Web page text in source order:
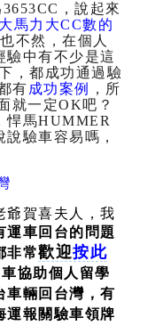
，說起來
大馬力大CC數的
不然，在個人
驗中有不少是這
，都成功通過驗
有 成功案例
，所
就一定OK吧？
悍馬HUMMER
驗車容易嗎，
爺賀喜夫人，我
運車回台的問題
非常歡迎按此
協助個人留學
車輛回台灣，有
運報關驗車領牌